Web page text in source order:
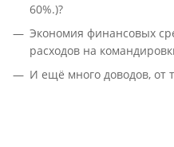
60%.)?
Экономия финансовых
расходов на
И ещё много доводов, от